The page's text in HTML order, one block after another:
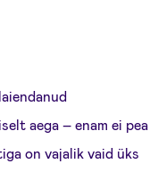
aega – enam ei pea
on vajalik vaid üks